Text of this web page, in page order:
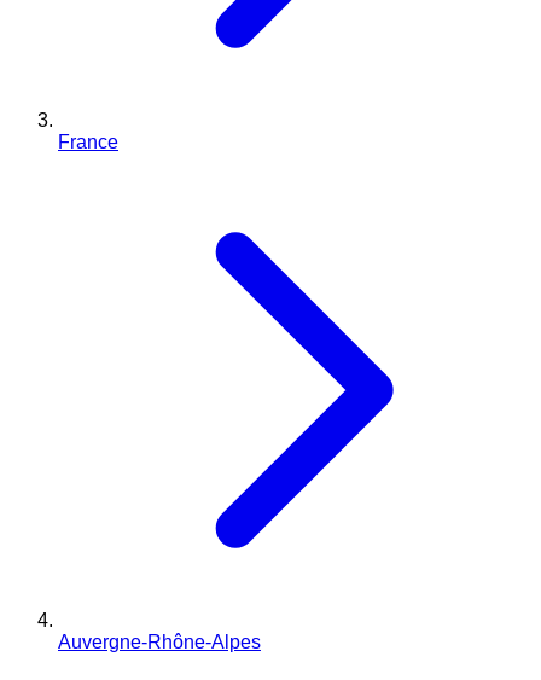
France
Auvergne-Rhône-Alpes